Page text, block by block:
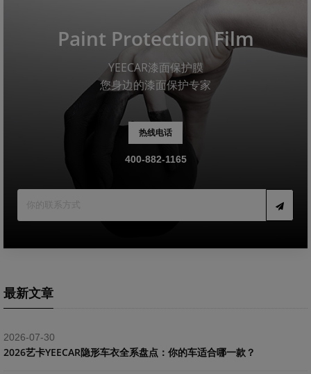
Paint Protection Film
YEECAR漆面保护膜
您身边的漆面保护专家
热线电话
400-882-1165
最新文章
2026-07-30
2026艺卡YEECAR隐形车衣全系盘点：你的车适合哪一款？